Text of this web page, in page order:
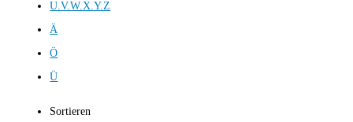
U.V.W.X.Y.Z
Ä
Ö
Ü
Sortieren